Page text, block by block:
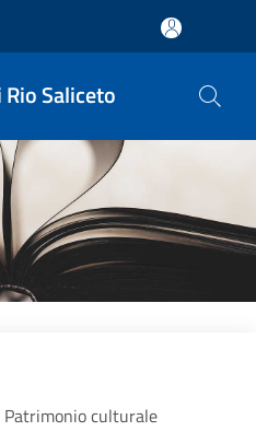
Saliceto
Patrimonio culturale